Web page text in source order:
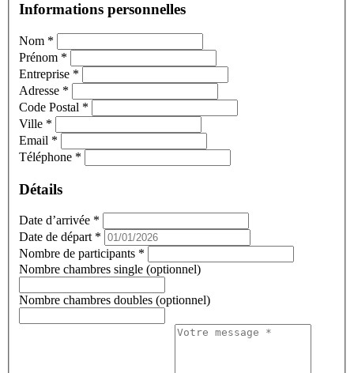
Informations personnelles
Nom *
Prénom *
Entreprise *
Adresse *
Code Postal *
Ville *
Email *
Téléphone *
Détails
Date d’arrivée *
Date de départ *
Nombre de participants *
Nombre chambres single (optionnel)
Nombre chambres doubles (optionnel)